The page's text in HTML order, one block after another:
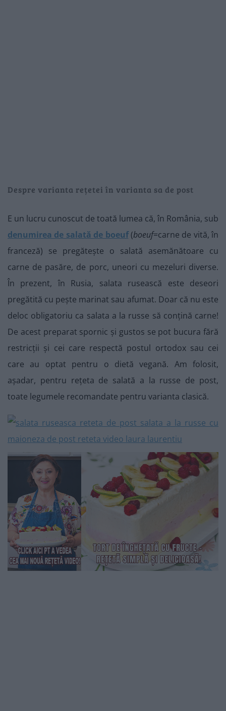
Despre varianta rețetei în varianta sa de post
E un lucru cunoscut de toată lumea că, în România, sub
denumirea de salată de boeuf(boeuf=carne de vită, în
franceză) se pregătește o salată asemănătoare cu
carne de pasăre, de porc, uneori cu mezeluri diverse.
În prezent, în Rusia, salata rusească este deseori
pregătită cu pește marinat sau afumat. Doar că nu este
deloc obligatoriu ca salata a la russe să conțină carne!
De acest preparat spornic și gustos se pot bucura fără
restricții și cei care respectă postul ortodox sau cei
care au optat pentru o dietă vegană. Am folosit,
așadar, pentru rețeta de salată a la russe de post,
toate legumele recomandate pentru varianta clasică.